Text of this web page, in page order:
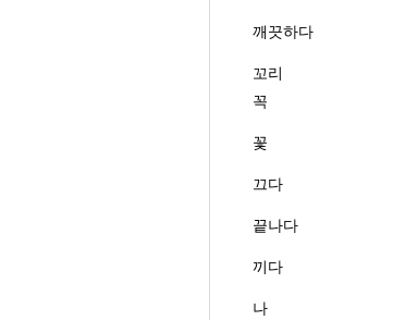
깨끗하다
꼬리
꼭
꽃
끄다
끝나다
끼다
나